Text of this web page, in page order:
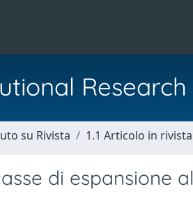
su Rivista 1.1 Articolo in rivista
di espansione